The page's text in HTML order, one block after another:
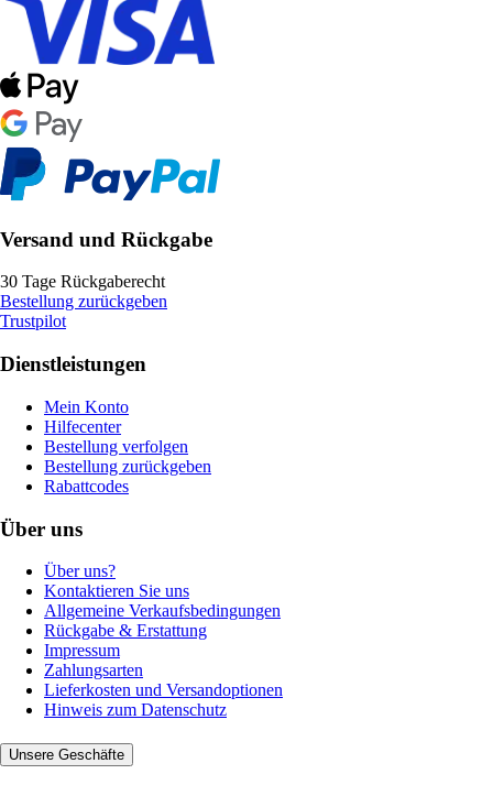
Versand und Rückgabe
30 Tage Rückgaberecht
Bestellung zurückgeben
Trustpilot
Dienstleistungen
Mein Konto
Hilfecenter
Bestellung verfolgen
Bestellung zurückgeben
Rabattcodes
Über uns
Über uns?
Kontaktieren Sie uns
Allgemeine Verkaufsbedingungen
Rückgabe & Erstattung
Impressum
Zahlungsarten
Lieferkosten und Versandoptionen
Hinweis zum Datenschutz
Unsere Geschäfte